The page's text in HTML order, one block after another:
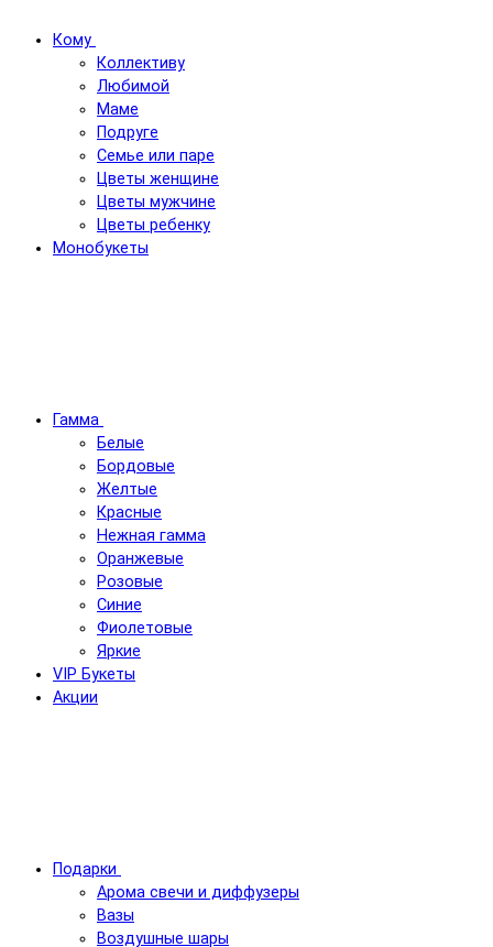
Кому
Коллективу
Любимой
Маме
Подруге
Семье или паре
Цветы женщине
Цветы мужчине
Цветы ребенку
Монобукеты
Гамма
Белые
Бордовые
Желтые
Красные
Нежная гамма
Оранжевые
Розовые
Синие
Фиолетовые
Яркие
VIP Букеты
Акции
Подарки
Арома свечи и диффузеры
Вазы
Воздушные шары